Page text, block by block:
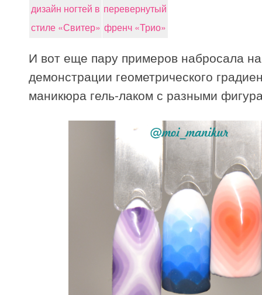
дизайн ногтей в
стиле «Свитер»
перевернутый
френч «Трио»
И вот еще пару примеров набросала
демонстрации геометрического
маникюра гель-лаком с разными